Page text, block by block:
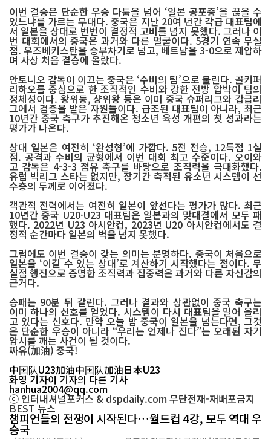
이번 결승은 단순한 우승 다툼을 넘어 ‘일본 공포증’을 끊을 수
있느냐를 가르는 무대다. 중국은 지난 20여 년간 각급 대표팀에
서 일본을 상대로 번번이 결정적 고비를 넘지 못했다. 그러나 이
번 대회에서의 중국은 과거와 다른 얼굴이다. 5경기 연속 무실
점. 우즈베키스탄을 승부차기로 넘고, 베트남을 3-0으로 제압하
며 사상 처음 결승에 올랐다.
안토니오 감독이 이끄는 중국은 ‘수비의 팀’으로 불린다. 골키퍼
리하오를 중심으로 한 조직적인 수비와 강한 전방 압박이 팀의
정체성이다. 왕위둥, 샹위왕 등은 이미 중국 슈퍼리그와 갑급리
그에서 검증을 받은 자원들이다. 급조된 대표팀이 아니라, 최근
10년간 중국 축구가 추진해온 청소년 육성 개편의 첫 성과라는
평가가 나온다.
상대 일본은 여전히 ‘완성형’에 가깝다. 5전 전승, 12득점 1실
점. 공격과 수비의 균형에서 이번 대회 최고 수준이다. 오이와
고 감독은 4-3-3 점유 축구를 바탕으로 조직력을 극대화했다.
유럽 빅리그 스타는 없지만, 장기간 축적된 유소년 시스템이 선
수층의 두께로 이어졌다.
객관적 전력에서는 여전히 일본이 앞선다는 평가가 많다. 최근
10년간 중국 U20·U23 대표팀은 일본과의 맞대결에서 모두 패
했다. 2022년 U23 아시안컵, 2023년 U20 아시안컵에서도 결
정적 순간마다 일본의 벽을 넘지 못했다.
그럼에도 이번 결승이 갖는 의미는 분명하다. 중국이 처음으로
일본을 ‘이길 수 있는 상대’로 계산하기 시작했다는 점이다. 무
실점 행진으로 증명한 조직력과 집중력은 과거와 다른 자신감의
근거다.
승패는 90분 뒤 갈린다. 그러나 결과와 상관없이 중국 축구는
이미 하나의 신호를 얻었다. 시스템이 다시 대표팀을 밀어 올리
고 있다는 신호다. 만약 오늘 밤 중국이 일본을 넘는다면, 그것
은 단순한 우승이 아니라 “우리는 언제나 진다”는 오래된 자기
암시를 깨는 사건이 될 것이다.
짜유(加油) 중국!
中国队U23加油中国队加油日本U23
화영 기자이 기자의 다른 기사
hanhua2004@qq.com
ⓒ 인터내셔널포커스 & dspdaily.com 무단전재-재배포금지
BEST뉴스
챔피언들의 전쟁이 시작된다…월드컵 4강, 모두 역대 우
승국